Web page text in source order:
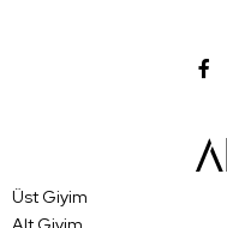
Üst Giyim